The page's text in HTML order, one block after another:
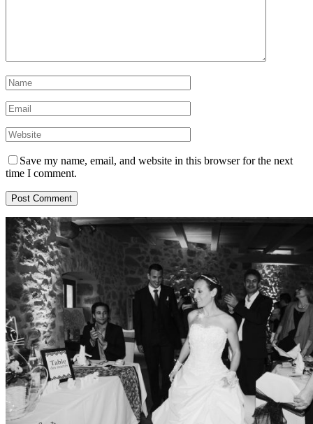
Save my name, email, and website in this browser for the next
time I comment.